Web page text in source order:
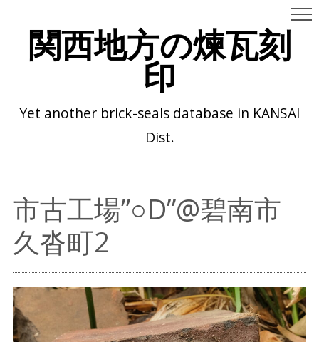
関西地方の煉瓦刻
印
Yet another brick-seals database in KANSAI
Dist.
市古工場”○D”@碧南市
久沓町2